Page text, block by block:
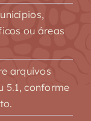
ou áreas
arquivos
5.1, conforme